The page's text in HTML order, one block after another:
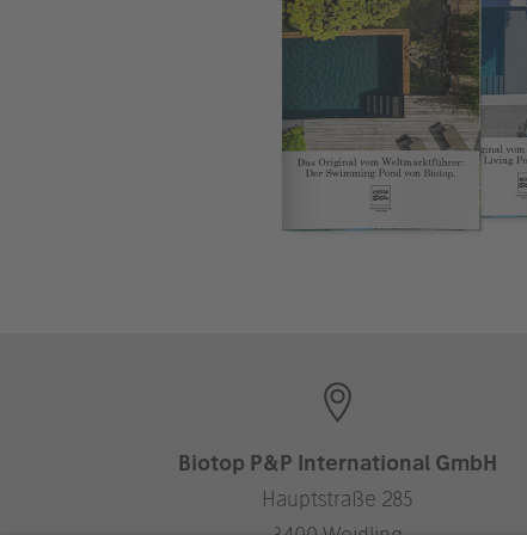
Biotop P&P International GmbH
Hauptstraße 285